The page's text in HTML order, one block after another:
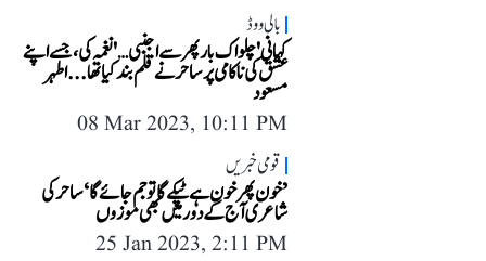
بالی ووڈ
کہانی 'چلو اک بار پھر سے اجنبی…' نغمہ کی، جسے اپنے
عشق کی ناکامی پر ساحر نے قلم بند کیا تھا... اطہر
مسعود
08 Mar 2023, 10:11 PM
قومی خبریں
’خون پھر خون ہے ٹپکے گا تو جم جائے گا‘ ساحر کی
شاعری آج کے دور میں بھی موزوں
25 Jan 2023, 2:11 PM